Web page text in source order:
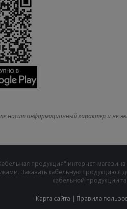
носит информационный характер и не
продукция" интернет-
Заказать кабельную продукцию
кабельной продукции
Карта сайта | Правила